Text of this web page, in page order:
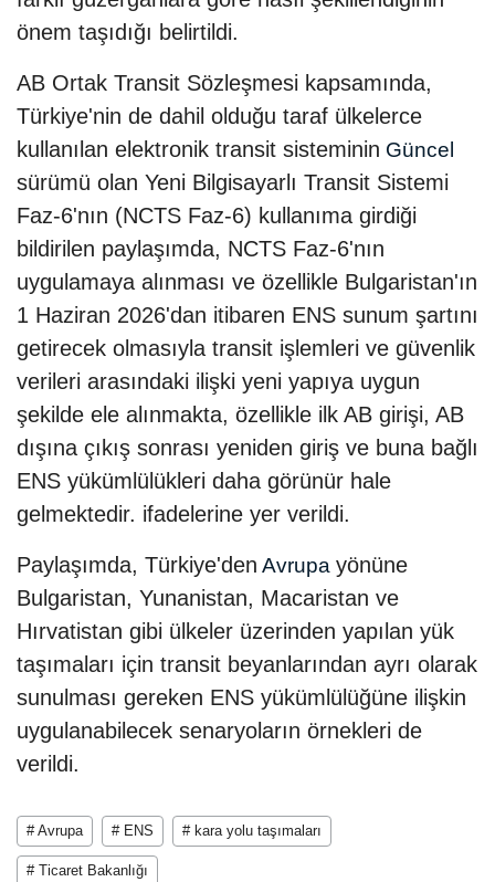
önem taşıdığı belirtildi.
AB Ortak Transit Sözleşmesi kapsamında,
Türkiye'nin de dahil olduğu taraf ülkelerce
kullanılan elektronik transit sisteminin Güncel
sürümü olan Yeni Bilgisayarlı Transit Sistemi
Faz-6'nın (NCTS Faz-6) kullanıma girdiği
bildirilen paylaşımda, NCTS Faz-6'nın
uygulamaya alınması ve özellikle Bulgaristan'ın
1 Haziran 2026'dan itibaren ENS sunum şartını
getirecek olmasıyla transit işlemleri ve güvenlik
verileri arasındaki ilişki yeni yapıya uygun
şekilde ele alınmakta, özellikle ilk AB girişi, AB
dışına çıkış sonrası yeniden giriş ve buna bağlı
ENS yükümlülükleri daha görünür hale
gelmektedir. ifadelerine yer verildi.
Paylaşımda, Türkiye'den Avrupa yönüne
Bulgaristan, Yunanistan, Macaristan ve
Hırvatistan gibi ülkeler üzerinden yapılan yük
taşımaları için transit beyanlarından ayrı olarak
sunulması gereken ENS yükümlülüğüne ilişkin
uygulanabilecek senaryoların örnekleri de
verildi.
# Avrupa # ENS # kara yolu taşımaları
# Ticaret Bakanlığı